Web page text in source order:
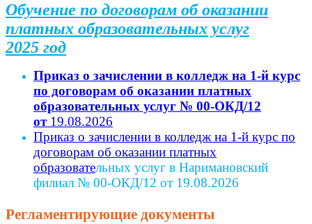
Обучение по договорам об оказании
платных образовательных услуг
2025 год
Приказ о зачислении в колледж на 1-й курс
по договорам об оказании платных
образовательных услуг № 00-ОКД/12
от19.08.2026
Приказ о зачислении в колледж на 1-й курс по
договорам об оказании платных
образовательных услуг в Наримановский
филиал № 00-ОКД/12 от 19.08.2026
Регламентирующие документы